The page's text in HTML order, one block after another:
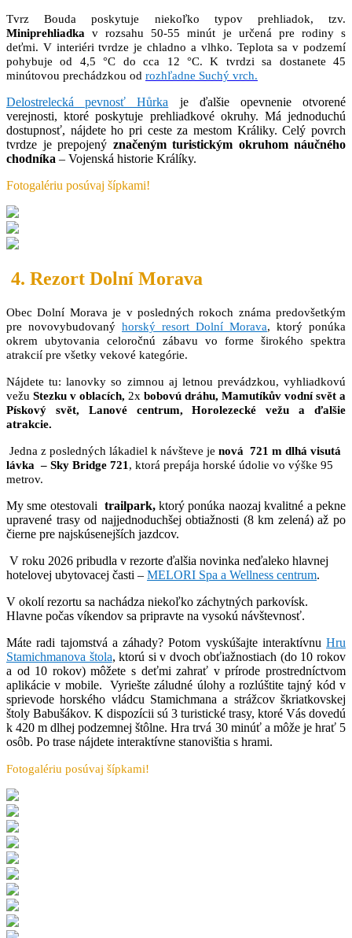
Tvrz Bouda poskytuje niekoľko typov prehliadok, tzv.
Miniprehliadka v rozsahu 50-55 minút je určená pre rodiny s
deťmi. V interiéri tvrdze je chladno a vlhko. Teplota sa v podzemí
pohybuje od 4,5 °C do cca 12 °C. K tvrdzi sa dostanete 45
minútovou prechádzkou od rozhľadne Suchý vrch.
Delostrelecká pevnosť Hůrka je ďalšie opevnenie otvorené
verejnosti, ktoré poskytuje prehliadkové okruhy. Má jednoduchú
dostupnosť, nájdete ho pri ceste za mestom Králiky. Celý povrch
tvrdze je prepojený značeným turistickým okruhom náučného
chodníka – Vojenská historie Králíky.
Fotogalériu posúvaj šípkami!
4. Rezort Dolní Morava
Obec Dolní Morava je v posledných rokoch známa predovšetkým
pre novovybudovaný horský resort Dolní Morava, ktorý ponúka
okrem ubytovania celoročnú zábavu vo forme širokého spektra
atrakcií pre všetky vekové kategórie.
Nájdete tu: lanovky so zimnou aj letnou prevádzkou, vyhliadkovú
vežu Stezku v oblacích, 2x bobovú dráhu, Mamutíkův vodní svět a
Pískový svět, Lanové centrum, Horolezecké vežu a ďalšie
atrakcie.
Jedna z posledných lákadiel k návšteve je nová 721 m dlhá visutá
lávka – Sky Bridge 721 , ktorá prepája horské údolie vo výške 95
metrov.
My sme otestovali trailpark,ktorý ponúka naozaj kvalitné a pekne
upravené trasy od najjednoduchšej obtiažnosti (8 km zelená) až po
čierne pre najskúsenejších jazdcov.
V roku 2026 pribudla v rezorte ďalšia novinka neďaleko hlavnej
hotelovej ubytovacej časti – MELORI Spa a Wellness centrum.
V okolí rezortu sa nachádza niekoľko záchytných parkovísk.
Hlavne počas víkendov sa pripravte na vysokú návštevnosť.
Máte radi tajomstvá a záhady? Potom vyskúšajte interaktívnu Hru
Stamichmanova štola, ktorú si v dvoch obťiažnostiach (do 10 rokov
a od 10 rokov) môžete s deťmi zahrať v prírode prostredníctvom
aplikácie v mobile. Vyriešte záludné úlohy a rozlúštite tajný kód v
sprievode horského vládcu Stamichmana a strážcov škriatkovskej
štoly Babušákov. K dispozícii sú 3 turistické trasy, ktoré Vás dovedú
k 420 m dlhej podzemnej štôlne. Hra trvá 30 minúť a môže je hrať 5
osôb. Po trase nájdete interaktívne stanovištia s hrami.
Fotogalériu posúvaj šípkami!